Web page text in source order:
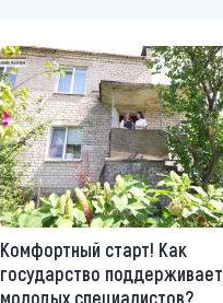
Комфортный старт! Как
государство поддерживает
молодых специалистов?